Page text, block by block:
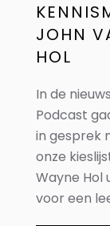
JOHN
HOL
In de
Podcast
in gesprek
onze
Wayne Hol
voor een